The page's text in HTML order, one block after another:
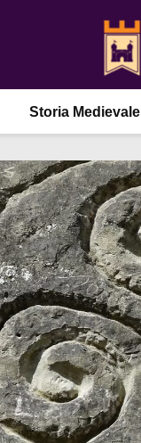
Storia Medievale